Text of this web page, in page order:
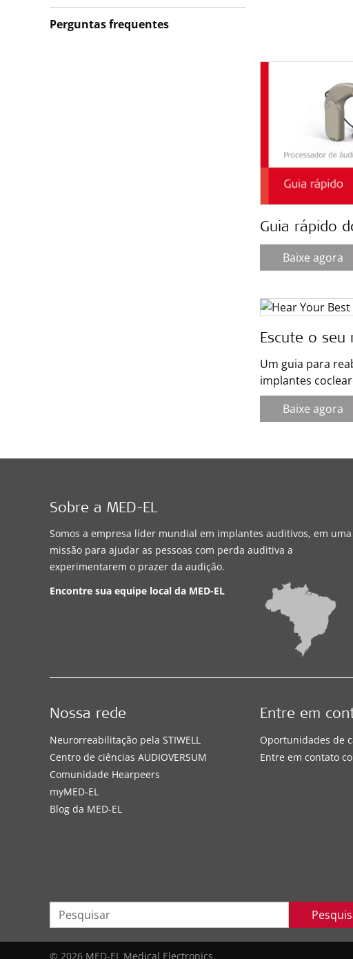
Perguntas frequentes
Guia rápido
Baixe agora
Escute o seu
Um guia para
implantes
Baixe agora
Sobre a MED-EL
Somos a empresa líder mundial em implantes auditivos, em uma
missão para ajudar as pessoas com perda auditiva a
experimentarem o prazer da audição.
Encontre sua equipe local da MED-EL
Nossa rede
Neurorreabilitação pela STIWELL
Centro de ciências AUDIOVERSUM
Comunidade Hearpeers
myMED‑EL
Blog da MED-EL
Entre em
Oportunidades de
Entre em contato
© 2026 MED-EL Medical Electronics.